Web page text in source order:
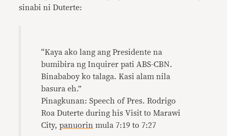
sinabi ni Duterte:
“Kaya ako lang ang Presidente na
bumibira ng Inquirer pati ABS-CBN.
Binababoy ko talaga. Kasi alam nila
basura eh.”
Pinagkunan: Speech of Pres. Rodrigo
Roa Duterte during his Visit to Marawi
City,panuorin mula 7:19 to 7:27